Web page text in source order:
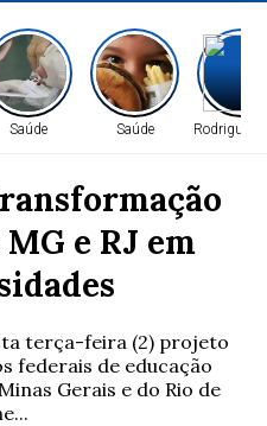
Saúde Saúde Rodrigues
e RJ em
terça-feira (2) projeto
federais de educação
Gerais e do Rio de